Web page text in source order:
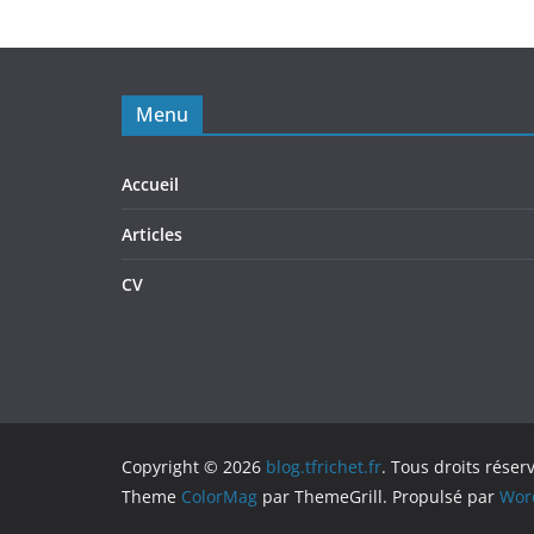
Menu
Accueil
Articles
CV
Copyright © 2026 blog.tfrichet.fr. Tous droits
Theme ColorMag par ThemeGrill. Propulsé par